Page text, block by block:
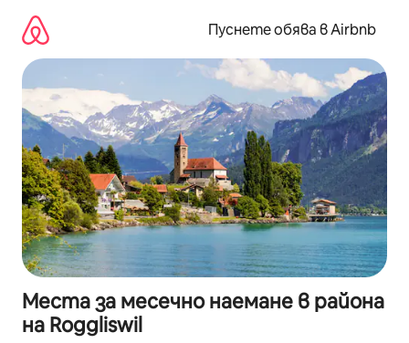
съдържанието
Пуснете обява в Airbnb
Места за месечно наемане в района
на Roggliswil